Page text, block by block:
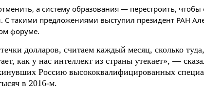
а систему образования — перестроить, чтобы
С такими предложениями выступил президент РАН
форуме.
долларов, считаем каждый месяц, сколько
как у нас интеллект из страны утекает», —
Россию высококвалифицированных
в 2016-м.